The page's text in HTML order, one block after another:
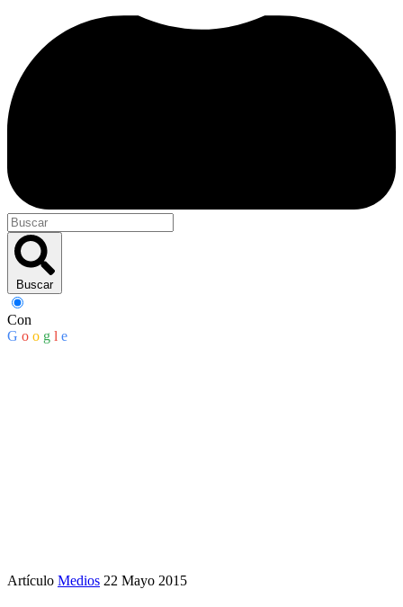
Buscar
Con
G o o g l e
Artículo Medios 22 Mayo 2015